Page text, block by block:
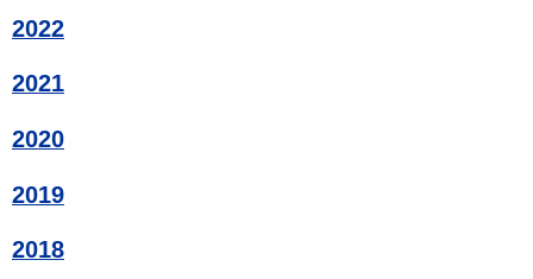
2022
2021
2020
2019
2018